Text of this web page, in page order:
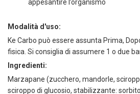
appesantire l’organismo
Modalità d'uso:
Ke Carbo può essere assunta Prima,
fisica. Si consiglia di assumere 1 o due
Ingredienti:
Marzapane (zucchero, mandorle,
sciroppo di glucosio, stabilizzante: